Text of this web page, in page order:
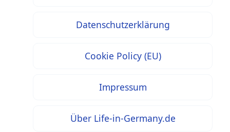
Datenschutzerklärung
Cookie Policy (EU)
Impressum
Über Life-in-Germany.de